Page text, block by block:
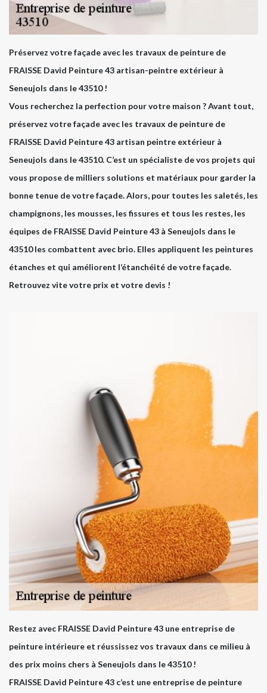
Préservez votre façade avec les travaux de peinture de
FRAISSE David Peinture 43 artisan-peintre extérieur à
Seneujols dans le 43510 !
Vous recherchez la perfection pour votre maison ? Avant tout,
préservez votre façade avec les travaux de peinture de
FRAISSE David Peinture 43 artisan peintre extérieur à
Seneujols dans le 43510. C’est un spécialiste de vos projets qui
vous propose de milliers solutions et matériaux pour garder la
bonne tenue de votre façade. Alors, pour toutes les saletés, les
champignons, les mousses, les fissures et tous les restes, les
équipes de FRAISSE David Peinture 43 à Seneujols dans le
43510 les combattent avec brio. Elles appliquent les peintures
étanches et qui améliorent l’étanchéité de votre façade.
Retrouvez vite votre prix et votre devis !
Restez avec FRAISSE David Peinture 43 une entreprise de
peinture intérieure et réussissez vos travaux dans ce milieu à
des prix moins chers à Seneujols dans le 43510 !
FRAISSE David Peinture 43 c’est une entreprise de peinture